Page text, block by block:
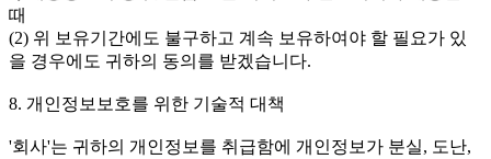
때
(2) 위 보유기간에도 불구하고 계속 보유하여야 할 필요가 있
을 경우에도 귀하의 동의를 받겠습니다.
8. 개인정보보호를 위한 기술적 대책
'회사'는 귀하의 개인정보를 취급함에 개인정보가 분실, 도난,